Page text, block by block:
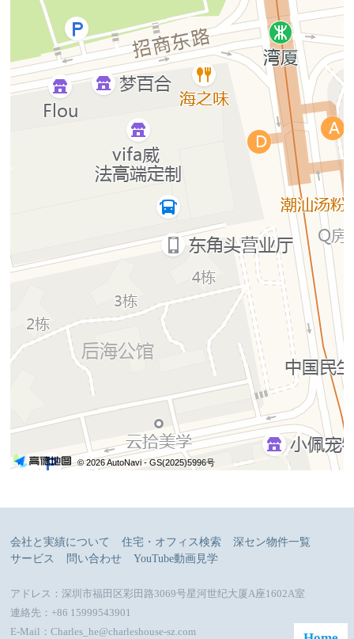
© 2026 AutoNavi- GS(2025)5996号
会社と実績について 住宅・オフィス検索
深セン物件一覧
サービス
問い合わせ YouTube動画見学
アドレス：深圳市福田区彩田路3069号星河世纪大厦A座1602A室
連絡先：+86 15999543901
E-Mail：Charles_he@charleshouse-sz.com